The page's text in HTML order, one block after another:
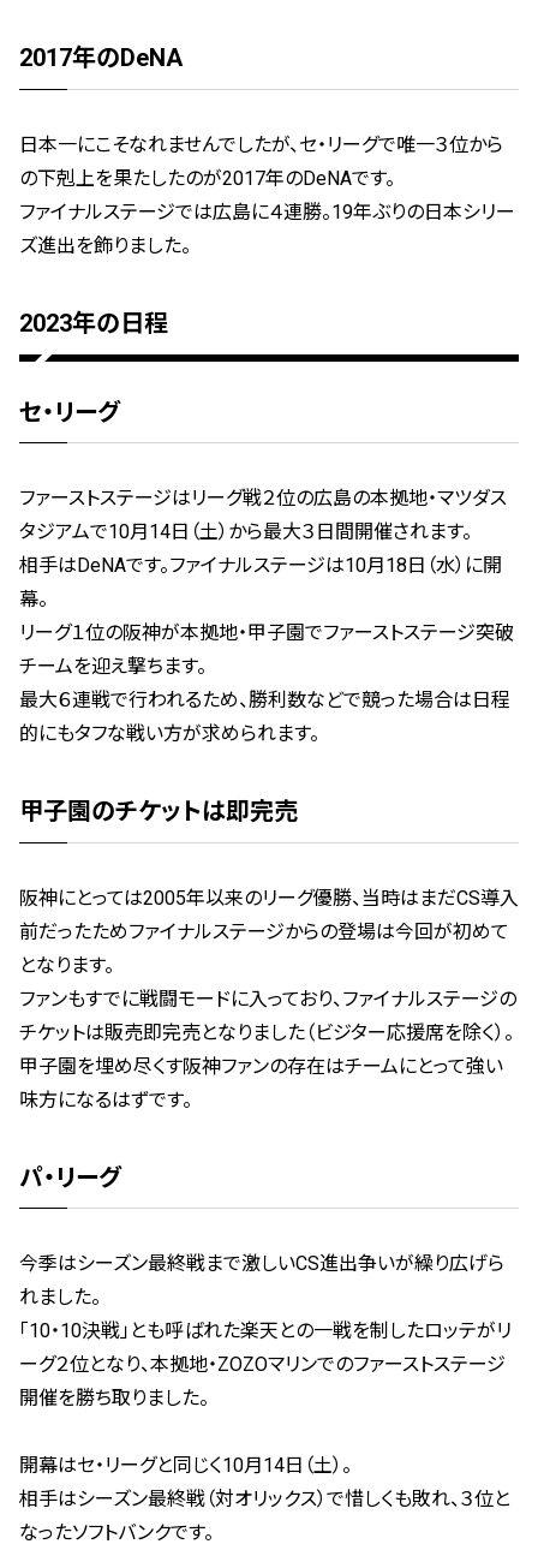
2017年のDeNA
日本一にこそなれませんでしたが、セ・リーグで唯一３位から
の下剋上を果たしたのが2017年のDeNAです。
ファイナルステージでは広島に４連勝。19年ぶりの日本シリー
ズ進出を飾りました。
2023年の日程
セ・リーグ
ファーストステージはリーグ戦２位の広島の本拠地・マツダス
タジアムで10月14日（土）から最大３日間開催されます。
相手はDeNAです。ファイナルステージは10月18日（水）に開
幕。
リーグ１位の阪神が本拠地・甲子園でファーストステージ突破
チームを迎え撃ちます。
最大６連戦で行われるため、勝利数などで競った場合は日程
的にもタフな戦い方が求められます。
甲子園のチケットは即完売
阪神にとっては2005年以来のリーグ優勝、当時はまだCS導入
前だったためファイナルステージからの登場は今回が初めて
となります。
ファンもすでに戦闘モードに入っており、ファイナルステージの
チケットは販売即完売となりました（ビジター応援席を除く）。
甲子園を埋め尽くす阪神ファンの存在はチームにとって強い
味方になるはずです。
パ・リーグ
今季はシーズン最終戦まで激しいCS進出争いが繰り広げら
れました。
「10・10決戦」とも呼ばれた楽天との一戦を制したロッテがリ
ーグ２位となり、本拠地・ZOZOマリンでのファーストステージ
開催を勝ち取りました。
開幕はセ・リーグと同じく10月14日（土）。
相手はシーズン最終戦（対オリックス）で惜しくも敗れ、３位と
なったソフトバンクです。